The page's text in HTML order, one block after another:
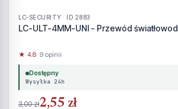
LC-SECURITY · ID 2883
LC-ULT-4MM-UNI - Przewód
★ 4.8· 9 opinii
Dostępny
Wysyłka 24h
3,00 zł2,55 zł